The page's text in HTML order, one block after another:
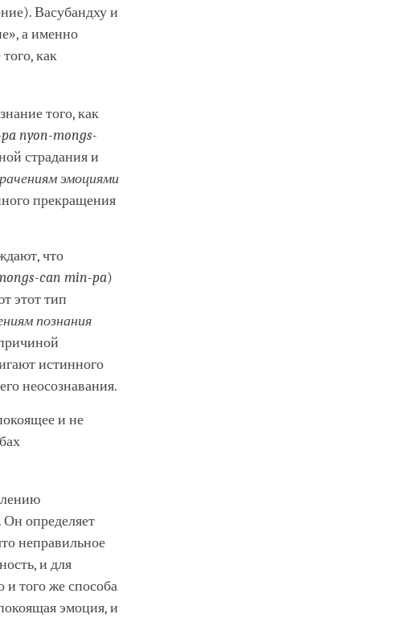
Васубандху и
а именно
как
того, как
nyon-mongs-
страдания и
эмоциями
прекращения
что
can min-pa)
этот тип
познания
истинного
неосознавания.
и не
определяет
неправильное
и для
и того же способа
эмоция, и